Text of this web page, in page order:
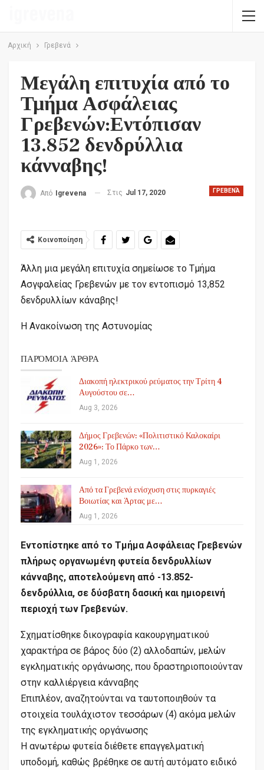
Αρχική Γρεβενά
Μεγάλη επιτυχία από το
Τμήμα Ασφάλειας
Γρεβενών:Εντόπισαν
13.852 δενδρύλλια
κάνναβης!
ΓΡΕΒΕΝΆ
Από Igrevena Στις Jul 17, 2020
Κοινοποίηση
Άλλη μια μεγάλη επιτυχία σημείωσε το Τμήμα
Ασγφαλείας Γρεβενών με τον εντοπισμό 13,852
δενδρυλλίων κάναβης!
Η Ανακοίνωση της Αστυνομίας
ΠΑΡΌΜΟΙΑ ΆΡΘΡΑ
Διακοπή ηλεκτρικού ρεύματος την Τρίτη 4
Αυγούστου σε…
Aug 3, 2026
Δήμος Γρεβενών: «Πολιτιστικό Καλοκαίρι
2026»: Το Πάρκο των…
Aug 1, 2026
Από τα Γρεβενά ενίσχυση στις πυρκαγιές
Βοιωτίας και Άρτας με…
Aug 1, 2026
Εντοπίστηκε από το Τμήμα Ασφάλειας Γρεβενών
πλήρως οργανωμένη φυτεία δενδρυλλίων
κάνναβης, αποτελούμενη από -13.852-
δενδρύλλια, σε δύσβατη δασική και ημιορεινή
περιοχή των Γρεβενών.
Σχηματίσθηκε δικογραφία κακουργηματικού
χαρακτήρα σε βάρος δύο (2) αλλοδαπών, μελών
εγκληματικής οργάνωσης, που δραστηριοποιούνταν
στην καλλιέργεια κάνναβης
Επιπλέον, αναζητούνται να ταυτοποιηθούν τα
στοιχεία τουλάχιστον τεσσάρων (4) ακόμα μελών
της εγκληματικής οργάνωσης
Η ανωτέρω φυτεία διέθετε επαγγελματική
υποδομή, καθώς βρέθηκε σε αυτή αυτόματο ειδικό